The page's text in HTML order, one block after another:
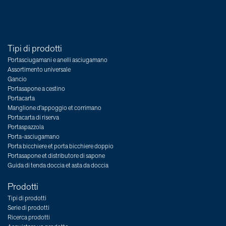
Tipi di prodotti
Portasciugamani e anelli asciugamano
Assortimento universale
Gancio
Portasapone a cestino
Portacarta
Manglione d'appoggio et corrimano
Portacarta di riserva
Portaspazzola
Porta-asciugamano
Porta bicchiere et porta bicchiere doppio
Portasapone et distributore di sapone
Guida di tenda doccia et asta da doccia
Prodotti
Tipi di prodotti
Serie di prodotti
Ricerca prodotti